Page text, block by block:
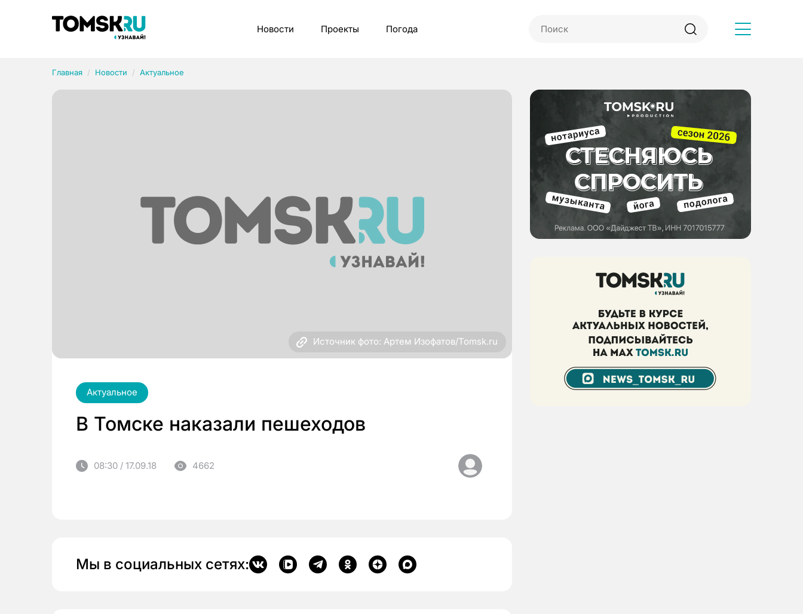
Новости Проекты Погода
Главная Новости Актуальное
Источник фото: Артем Изофатов/Tomsk.ru
Актуальное
В Томске наказали пешеходов
08:30 / 17.09.18 4662
Мы в социальных сетях:
Рубрики